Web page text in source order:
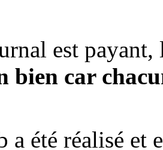
est payant,
bien car
a été réalisé et